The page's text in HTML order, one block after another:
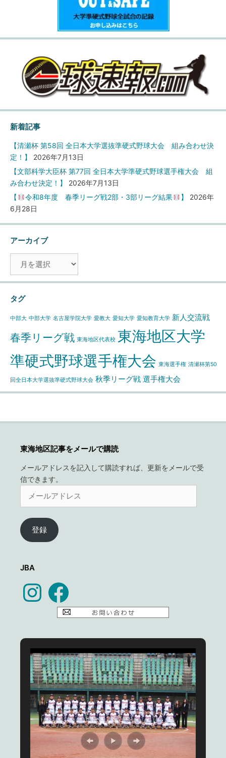
新着記事
【清瀬杯 第58回 全日本大学選抜準硬式野球大会 組み合わせ決
定！】
2026年7月13日
【文部科学大臣杯 第77回 全日本大学準硬式野球選手権大会 組
み合わせ決定！】
2026年7月13日
【
令和8年度 春季リーグ戦2部・3部リーグ結果 】
2026年
6月28日
アーカイブ
カ
イ
ブ
タグ
中部大 中部大学 名古屋学院大学 愛教大 愛知大学 愛知教育大学 新人交流戦
春季リーグ戦 東海地区代表校 東海地区大学
準硬式野球選手権大会 東海選手権 清瀬杯第50
回全日本大学選抜準硬式野球大会 秋季リーグ戦 選手権大会
東海地区記事をメールで購読
メールアドレスを記入して購読すれば、更新をメールで受
信できます。
ア
ド
登録
JBA
InstagramFacebook